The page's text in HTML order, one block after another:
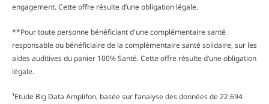
engagement. Cette offre résulte d’une obligation légale.
**Pour toute personne bénéficiant d'une complémentaire santé
responsable ou bénéficiaire de la complémentaire santé solidaire, sur les
aides auditives du panier 100% Santé. Cette offre résulte d’une obligation
légale.
¹Etude Big Data Amplifon, basée sur l’analyse des données de 22.694